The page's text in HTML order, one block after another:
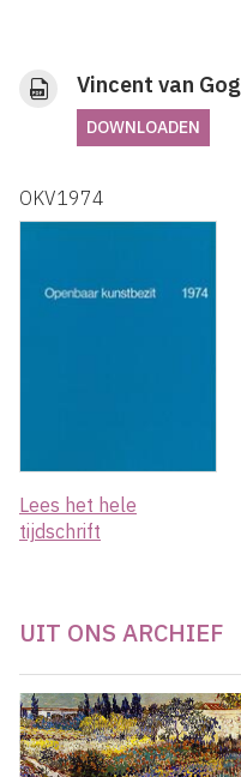
Vincent van
DOWNLOADEN
OKV1974
Lees het hele
tijdschrift
UIT ONS ARCHIEF